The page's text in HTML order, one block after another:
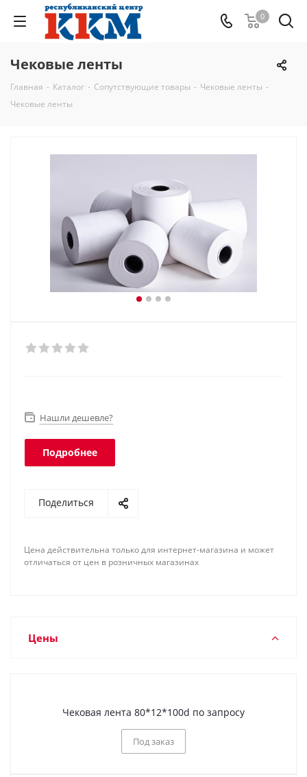
0
Чековые ленты
Главная - Каталог - Сопутствующие товары - Чековые ленты -
Чековые ленты
Нашли дешевле?
Подробнее
Поделиться
Цена действительна только для интернет-магазина и может
отличаться от цен в розничных магазинах
Цены
Чековая лента 80*12*100d по запросу
Под заказ